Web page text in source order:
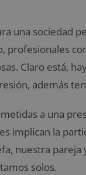
una sociedad
profesionales
Claro está,
además
a una
implican la
nuestra
solos.